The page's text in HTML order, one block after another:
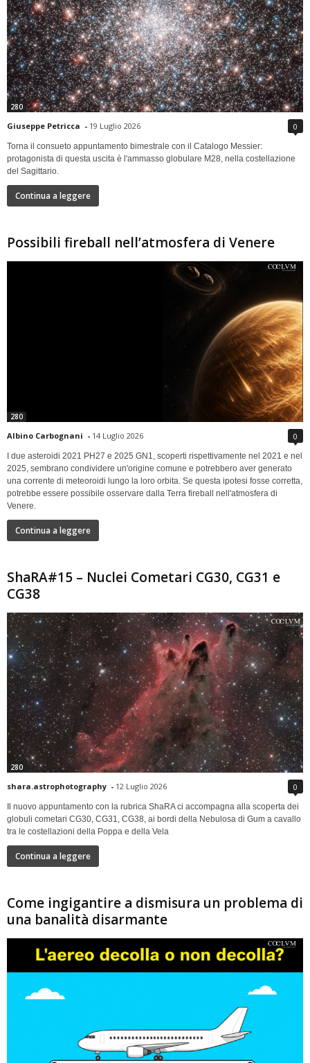
280
Giuseppe Petricca - 19 Luglio 2026 0
Torna il consueto appuntamento bimestrale con il Catalogo Messier:
protagonista di questa uscita è l'ammasso globulare M28, nella costellazione
del Sagittario.
Continua a leggere
Possibili fireball nell’atmosfera di Venere
280
Albino Carbognani - 14 Luglio 2026 0
I due asteroidi 2021 PH27 e 2025 GN1, scoperti rispettivamente nel 2021 e nel
2025, sembrano condividere un'origine comune e potrebbero aver generato
una corrente di meteoroidi lungo la loro orbita. Se questa ipotesi fosse corretta,
potrebbe essere possibile osservare dalla Terra fireball nell'atmosfera di
Venere.
Continua a leggere
ShaRA#15 – Nuclei Cometari CG30, CG31 e
CG38
280
shara.astrophotography - 12 Luglio 2026 0
Il nuovo appuntamento con la rubrica ShaRA ci accompagna alla scoperta dei
globuli cometari CG30, CG31, CG38, ai bordi della Nebulosa di Gum a cavallo
tra le costellazioni della Poppa e della Vela
Continua a leggere
Come ingigantire a dismisura un problema di
una banalità disarmante